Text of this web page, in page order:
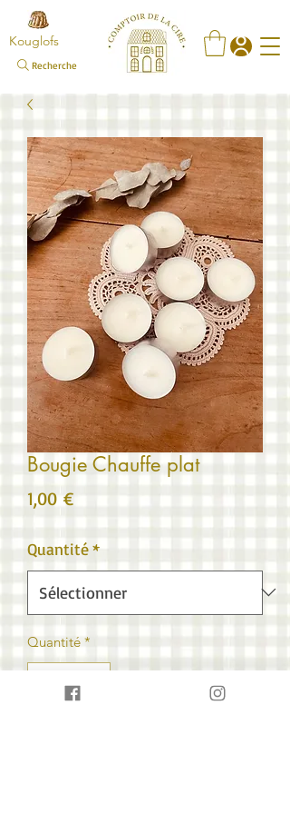
Kouglofs
Recherche
Bougie Chauffe plat
1,00 €Prix
Quantité*
Quantité *